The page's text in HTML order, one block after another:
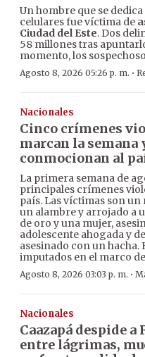
Un hombre que se
celulares fue víctima de
Ciudad del Este. Dos
58 millones tras
momento, los
Agosto 8, 2026 05:26 p. m. ·
Nacionales
Cinco crímenes
marcan la semana
conmocionan al
La primera semana de
principales crímenes
país. Las víctimas son
un alambre y arrojado a
de oro y una mujer,
adolescente ahogada y
asesinado con un hacha.
imputados en el marco
Agosto 8, 2026 03:03 p. m. ·
Nacionales
Caazapá despide a
entre lágrimas,